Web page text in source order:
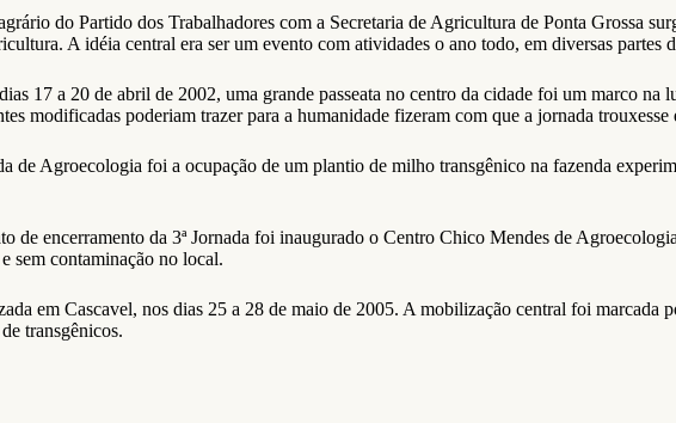
do Partido dos Trabalhadores com a Secretaria de Agricultura de Ponta Grossa
A idéia central era ser um evento com atividades o ano todo, em diversas
17 a 20 de abril de 2002, uma grande passeata no centro da cidade foi um marco na
modificadas poderiam trazer para a humanidade fizeram com que a jornada trouxesse
de Agroecologia foi a ocupação de um plantio de milho transgênico na fazenda
de encerramento da 3ª Jornada foi inaugurado o Centro Chico Mendes de
sem contaminação no local.
em Cascavel, nos dias 25 a 28 de maio de 2005. A mobilização central foi
transgênicos.